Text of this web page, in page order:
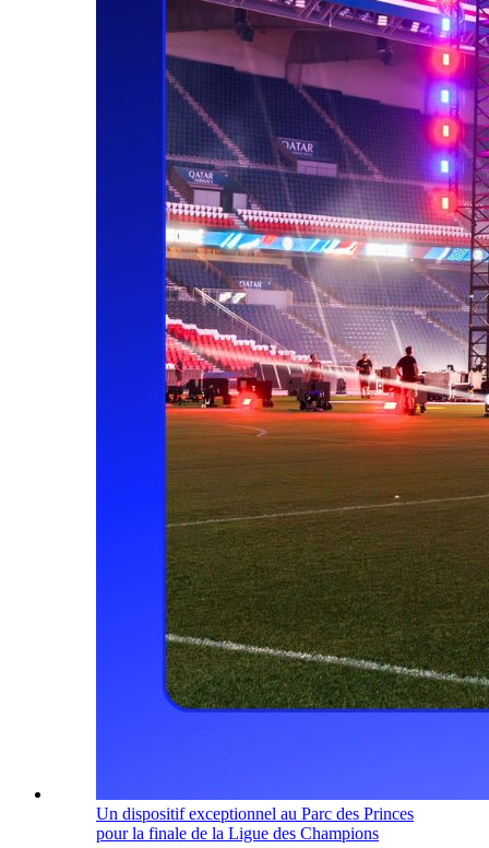
Un dispositif exceptionnel au Parc des Princes
pour la finale de la Ligue des Champions